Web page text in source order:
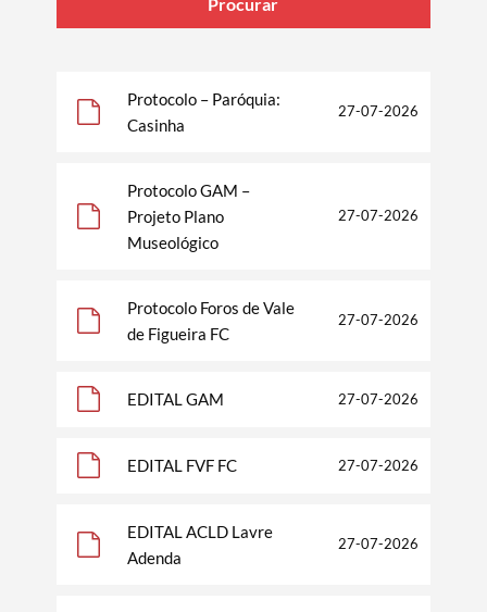
Termo de Pesquisa
Protocolo – Paróquia:
Casinha
27-07-2026
Protocolo GAM –
Projeto Plano
Museológico
27-07-2026
Protocolo Foros de Vale
de Figueira FC
27-07-2026
EDITAL GAM 27-07-2026
EDITAL FVF FC 27-07-2026
EDITAL ACLD Lavre
Adenda
27-07-2026